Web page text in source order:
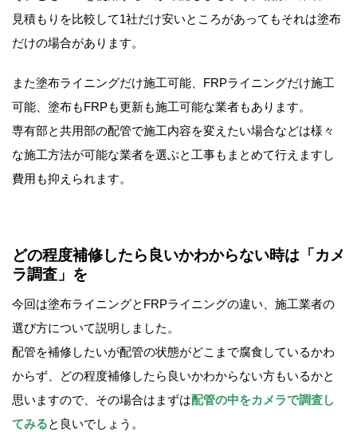
見積もりを比較して1社だけ安いところがあってもそれは塗布
だけの場合があります。
また塗布ライニングだけ施工可能、FRPライニングだけ施工
可能、塗布もFRPも更新も施工可能な業者もあります。
専有部と共用部の配管で施工内容を変えたい場合などは様々
な施工方法が可能な業者を選ぶと工事もまとめて行えますし
費用も抑えられます。
どの程度補修したら良いかわからない時は「カメ
ラ調査」を
今回は塗布ライニングとFRPライニングの違い、施工業者の
選び方について説明しました。
配管を補修したいが配管の状態がどこまで腐食しているかわ
からず、どの程度補修したら良いかわからない方もいるかと
思いますので、その場合はまずは配管の中をカメラで調査し
てみると良いでしょう。